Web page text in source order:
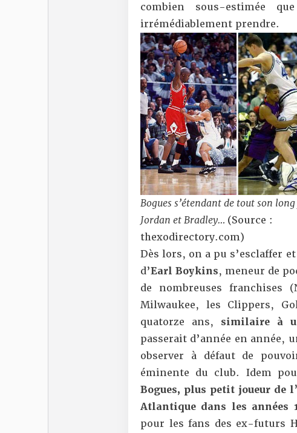
combien sous-estimée
irrémédiablement prendre.
Bogues s’étendant de tout son long
Jordan et Bradley… (Source :
thexodirectory.com)
Dès lors, on a pu s’esclaffer
d’Earl Boykins, meneur de
de nombreuses franchises
Milwaukee, les Clippers,
quatorze ans, similaire à
passerait d’année en année,
observer à défaut de
éminente du club. Idem
Bogues, plus petit joueur de
Atlantique dans les années
pour les fans des ex-futurs